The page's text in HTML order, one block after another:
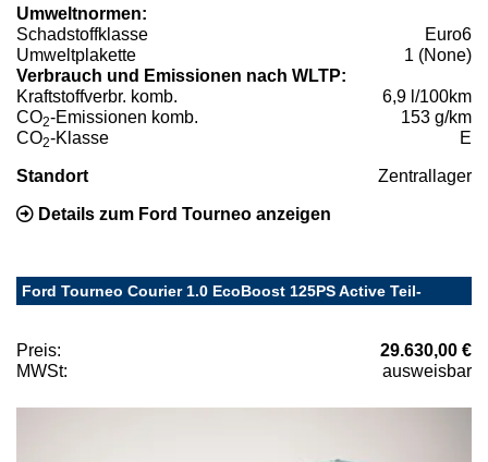
Umweltnormen:
Schadstoffklasse
Euro6
Umweltplakette
1 (None)
Verbrauch und Emissionen nach WLTP:
Kraftstoffverbr. komb.
6,9 l/100km
CO2-Emissionen komb.
153 g/km
CO2-Klasse E
Standort Zentrallager
Details zum Ford Tourneo anzeigen
Ford Tourneo Courier 1.0 EcoBoost 125PS Active Teil-
Preis:
29.630,00 €
MWSt:
ausweisbar